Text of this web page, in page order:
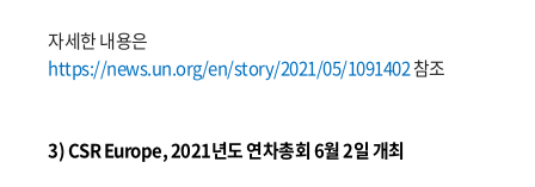
자세한 내용은
https://news.un.org/en/story/2021/05/1091402참조
3) CSR Europe, 2021년도 연차총회 6월 2일 개최